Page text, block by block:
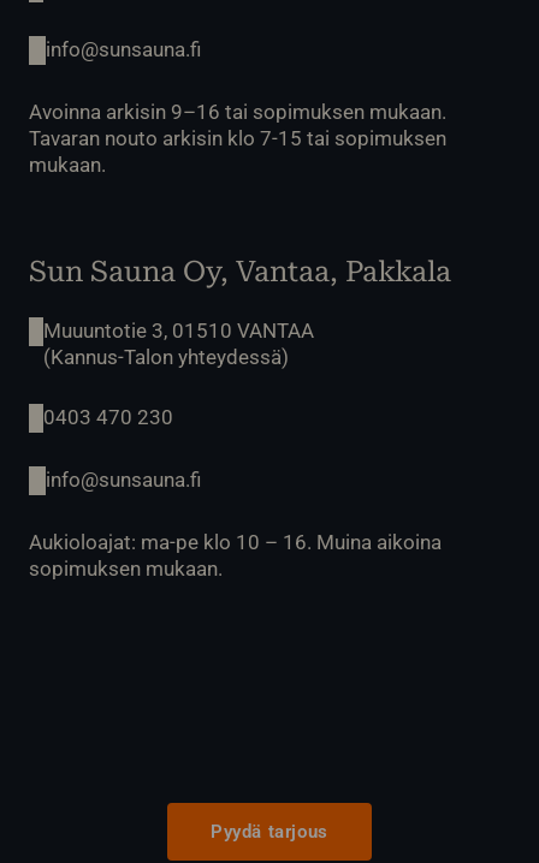
info@sunsauna.fi
Avoinna arkisin 9–16 tai sopimuksen mukaan.
Tavaran nouto arkisin klo 7-15 tai sopimuksen
mukaan.
Sun Sauna Oy, Vantaa, Pakkala
Muuuntotie 3, 01510 VANTAA
(Kannus-Talon yhteydessä)
0403 470 230
info@sunsauna.fi
Aukioloajat: ma-pe klo 10 – 16. Muina aikoina
sopimuksen mukaan.
Pyydä tarjous